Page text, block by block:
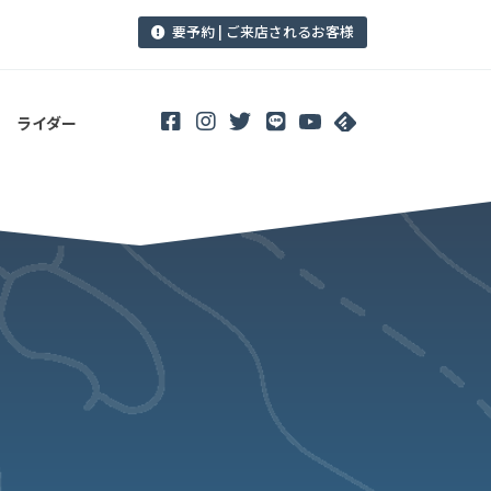
要予約 | ご来店されるお客様
ライダー